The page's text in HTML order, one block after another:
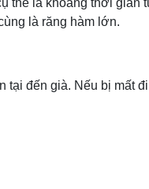
là khoảng thời gian
là răng hàm lớn.
tại đến già. Nếu bị mất